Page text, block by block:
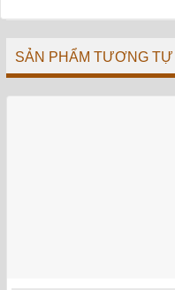
SẢN PHẨM TƯƠNG TỰ